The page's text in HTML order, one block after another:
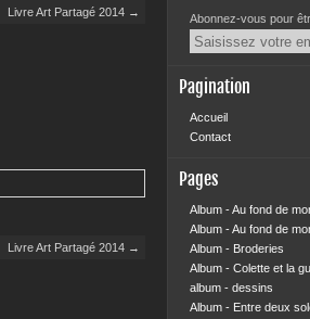
Livre Art Partagé 2014 →
Livre Art Partagé 2014 →
Abonnez-vous pour
Pagination
Accueil
Contact
Pages
Album - Au fond de
Album - Au fond de
Album - Broderies
Album - Colette et la
album - dessins
Album - Entre deux